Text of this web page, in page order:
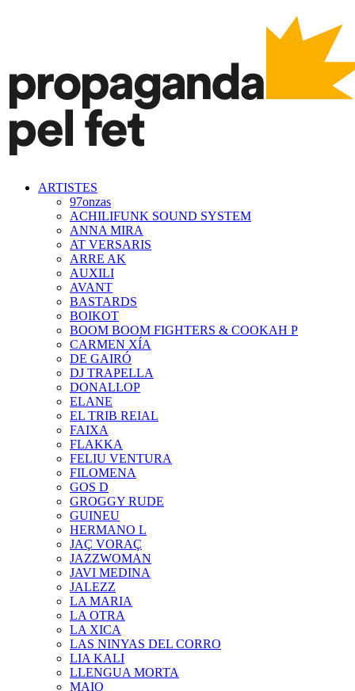
ARTISTES
97onzas
ACHILIFUNK SOUND SYSTEM
ANNA MIRA
AT VERSARIS
ARRE AK
AUXILI
AVANT
BASTARDS
BOIKOT
BOOM BOOM FIGHTERS & COOKAH P
CARMEN XÍA
DE GAIRÓ
DJ TRAPELLA
DONALLOP
ELANE
EL TRIB REIAL
FAIXA
FLAKKA
FELIU VENTURA
FILOMENA
GOS D
GROGGY RUDE
GUINEU
HERMANO L
JAÇ VORAÇ
JAZZWOMAN
JAVI MEDINA
JALEZZ
LA MARIA
LA OTRA
LA XICA
LAS NINYAS DEL CORRO
LIA KALI
LLENGUA MORTA
MAIO